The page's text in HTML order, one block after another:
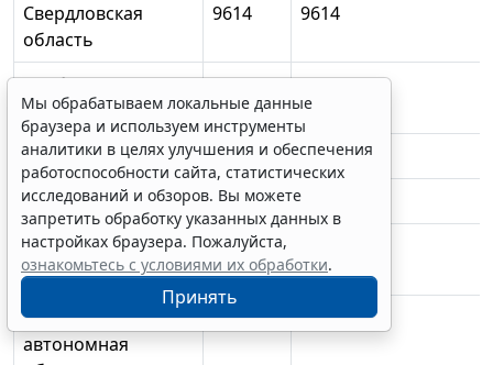
Свердловская
область
9614 9614
Тамбовская
область
45905 45691
Тверская область 2114
-
Тульская область
12892
-
Челябинская
область
13308
Еврейская
автономная
480 -
Мы обрабатываем локальные данные
браузера и используем инструменты
аналитики в целях улучшения и обеспечения
работоспособности сайта, статистических
исследований и обзоров. Вы можете
запретить обработку указанных данных в
настройках браузера. Пожалуйста,
ознакомьтесь с условиями их обработки.
Принять